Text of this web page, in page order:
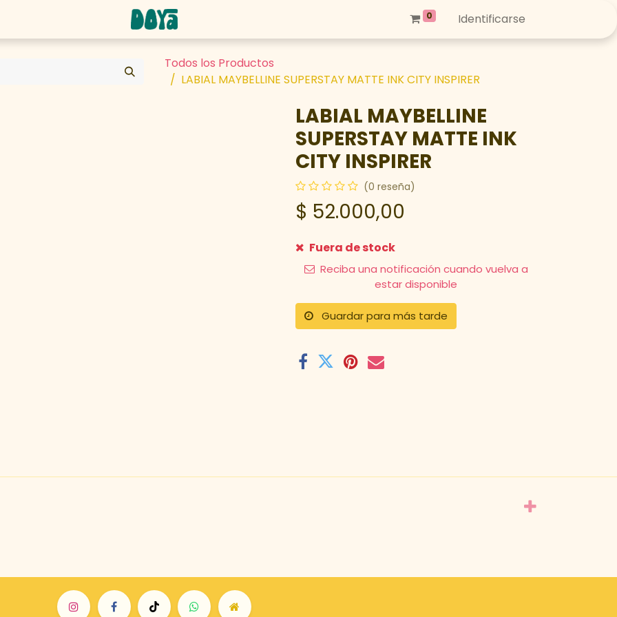
0 Identificarse
Todos los Productos
LABIAL MAYBELLINE SUPERSTAY MATTE INK CITY INSPIRER
LABIAL MAYBELLINE
SUPERSTAY MATTE INK
CITY INSPIRER
(0 reseña)
$ 52.000,00
Fuera de stock
Reciba una notificación cuando vuelva a
estar disponible
Guardar para más tarde